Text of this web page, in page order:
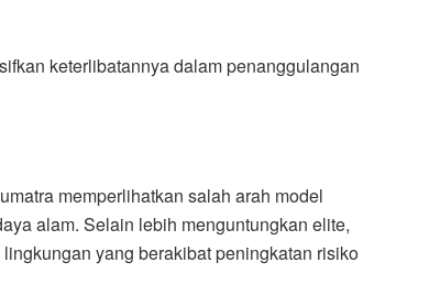
keterlibatannya dalam penanggulangan
memperlihatkan salah arah model
alam. Selain lebih menguntungkan elite,
yang berakibat peningkatan risiko